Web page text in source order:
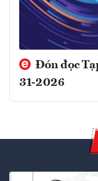
Đón đọc
31-2026